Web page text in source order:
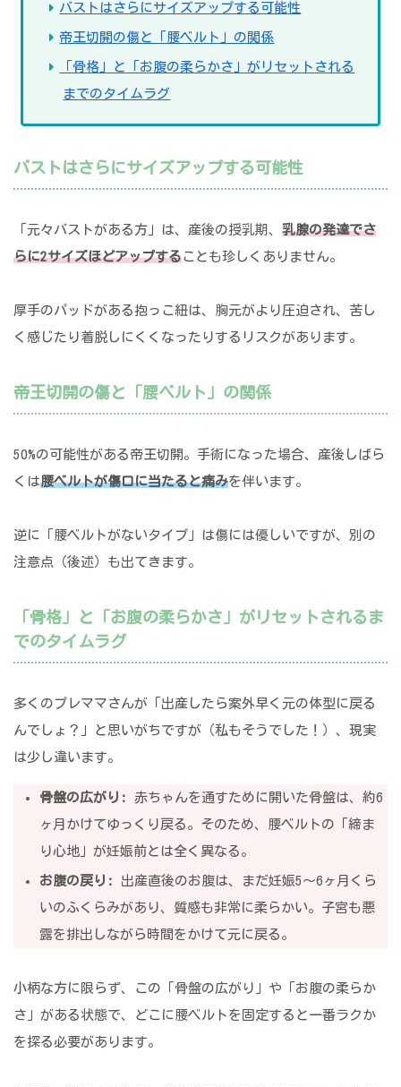
バストはさらにサイズアップする可能性
帝王切開の傷と「腰ベルト」の関係
「骨格」と「お腹の柔らかさ」がリセットされる
までのタイムラグ
バストはさらにサイズアップする可能性
「元々バストがある方」は、産後の授乳期、 乳腺の発達でさ
らに2サイズほどアップすることも珍しくありません。
厚手のパッドがある抱っこ紐は、胸元がより圧迫され、苦し
く感じたり着脱しにくくなったりするリスクがあります。
帝王切開の傷と「腰ベルト」の関係
50%の可能性がある帝王切開。手術になった場合、産後しばら
くは腰ベルトが傷口に当たると痛みを伴います。
逆に「腰ベルトがないタイプ」は傷には優しいですが、別の
注意点（後述）も出てきます。
「骨格」と「お腹の柔らかさ」がリセットされるま
でのタイムラグ
多くのプレママさんが「出産したら案外早く元の体型に戻る
んでしょ？」と思いがちですが（私もそうでした！）、現実
は少し違います。
骨盤の広がり:
赤ちゃんを通すために開いた骨盤は、約6
ヶ月かけてゆっくり戻る。そのため、腰ベルトの「締ま
り心地」が妊娠前とは全く異なる。
お腹の戻り:
出産直後のお腹は、まだ妊娠5〜6ヶ月くら
いのふくらみがあり、質感も非常に柔らかい。子宮も悪
露を排出しながら時間をかけて元に戻る。
小柄な方に限らず、この「骨盤の広がり」や「お腹の柔らか
さ」がある状態で、どこに腰ベルトを固定すると一番ラクか
を探る必要があります。